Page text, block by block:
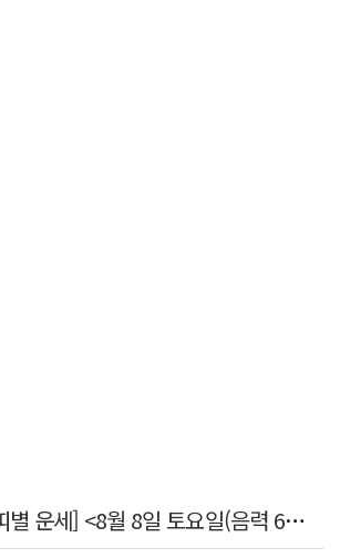
[더사주 오늘의 띠별 운세] <8월 8일 토요일(음력 6월26일)>